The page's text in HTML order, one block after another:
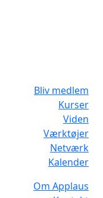
Bliv medlem
Kurser
Viden
Værktøjer
Netværk
Kalender
Om Applaus